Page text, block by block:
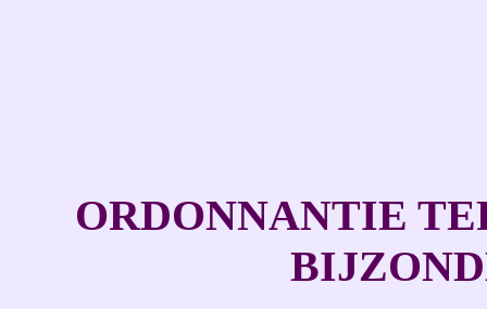
ORDONNANTIE